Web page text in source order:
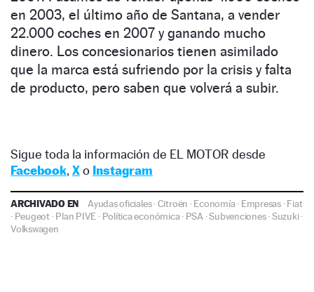
en 2003, el último año de Santana, a vender
22.000 coches en 2007 y ganando mucho
dinero. Los concesionarios tienen asimilado
que la marca está sufriendo por la crisis y falta
de producto, pero saben que volverá a subir.
Sigue toda la información de EL MOTOR desde
Facebook, Xo Instagram
ARCHIVADO EN Ayudas oficiales·Citroën ·Economía· Empresas ·Fiat
· Peugeot·Plan PIVE · Política económica· PSA ·Subvenciones·Suzuki·
Volkswagen